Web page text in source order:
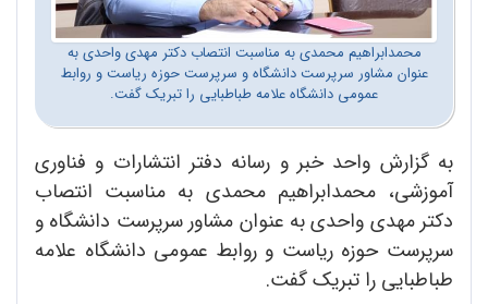
محمدابراهیم محمدی به مناسبت انتصاب دکتر مهدی واحدی به
عنوان مشاور سرپرست دانشگاه و سرپرست حوزه ریاست و روابط
عمومی دانشگاه علامه طباطبایی را تبریک گفت.
به گزارش واحد خبر و رسانه دفتر انتشارات و فناوری
آموزشی، محمدابراهیم محمدی به مناسبت انتصاب
دکتر مهدی واحدی به عنوان مشاور سرپرست دانشگاه و
سرپرست حوزه ریاست و روابط عمومی دانشگاه علامه
طباطبایی را تبریک گفت.